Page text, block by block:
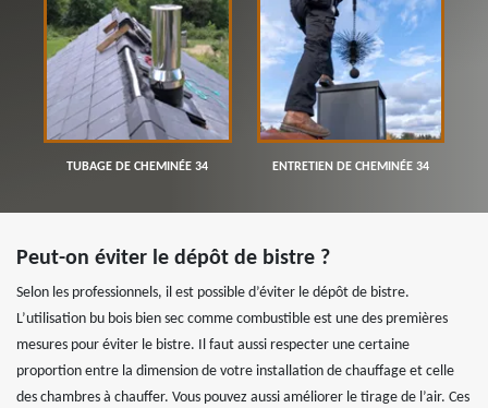
TUBAGE DE CHEMINÉE 34 ENTRETIEN DE CHEMINÉE 34
Peut-on éviter le dépôt de bistre ?
Selon les professionnels, il est possible d’éviter le dépôt de bistre.
L’utilisation bu bois bien sec comme combustible est une des premières
mesures pour éviter le bistre. Il faut aussi respecter une certaine
proportion entre la dimension de votre installation de chauffage et celle
des chambres à chauffer. Vous pouvez aussi améliorer le tirage de l’air. Ces